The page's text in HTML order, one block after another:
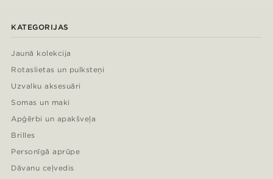
KATEGORIJAS
Jaunā kolekcija
Rotaslietas un pulksteņi
Uzvalku aksesuāri
Somas un maki
Apģērbi un apakšveļa
Brilles
Personīgā aprūpe
Dāvanu ceļvedis